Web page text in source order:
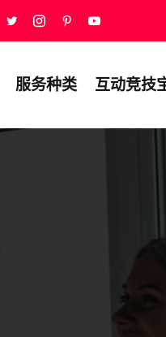
服务种类 互动竞技